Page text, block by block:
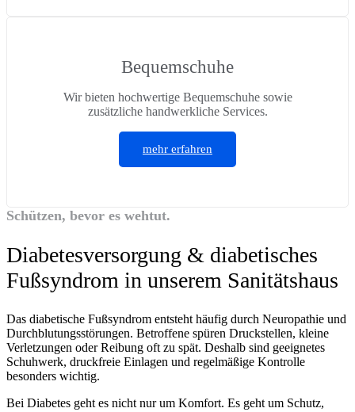
Bequemschuhe
Wir bieten hochwertige Bequemschuhe sowie
zusätzliche handwerkliche Services.
mehr erfahren
Schützen, bevor es wehtut.
Diabetesversorgung & diabetisches
Fußsyndrom in unserem Sanitätshaus
Das diabetische Fußsyndrom entsteht häufig durch Neuropathie und
Durchblutungsstörungen. Betroffene spüren Druckstellen, kleine
Verletzungen oder Reibung oft zu spät. Deshalb sind geeignetes
Schuhwerk, druckfreie Einlagen und regelmäßige Kontrolle
besonders wichtig.
Bei Diabetes geht es nicht nur um Komfort. Es geht um Schutz,